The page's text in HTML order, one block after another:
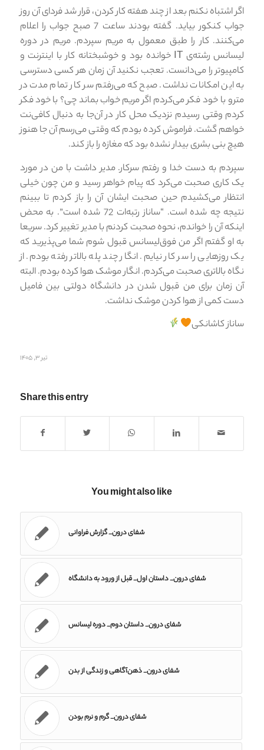
اگر اشتباه نکنم بعد از چند هفته کار کردن، قرار شد فردای آن روز
جواب کنکور بیاید. گفته بودند ساعت 7 صبح جواب را اعلام
می‌کنند. کار را طبق معمول به مریم سپردم. مریم در دوره
لیسانس رشته‌ی IT خوانده بود و خوشبختانه کار با اینترنت و
کامپیوتر را می‌دانست. تعجب نکنید آن زمان هر کسی دسترسی
به این امکانات نداشت. صبح که می‌رفتم سر کار تمام مدت در
مترو با خود فکر می‌کردم اگر مریم خواب بماند چی؟ با خود فکر
کردم وقتی رسیدم نزدیک محل کار در آن‌جا به دنبال کافی‌نت
خواهم گشت. فراموش کرده بودم که وقتی می‌رسم آن جا هنوز
هیچ بنی بشری بیدار نشده بود که مغازه را باز کند.
سپردم به دست خدا و رفتم سرکار. مدیر داشت با من در مورد
یک کاری صحبت می‌کرد که پیام خواهر رسید و من چون خیلی
انتظار می‌کشیدم حین صحبت ایشان آن را باز کردم تا ببینم
نتیجه چه شده است. “ساناز رتبه‌ات 72 شده است”. به محض
اینکه آن را خواندم، نحوه صحبت کردنم با مدیر تغییر کرد. سریعا
به او گفتم اگر من فوق‌لیسانس قبول شوم شما می‌پذیرید که
یک روزهایی را سر کار نیایم. انگار چند پله بالاتر رفته بودم. از
نگاه بالاتری صحبت می‌کردم. انگار موشک هوا کرده بودم. البته
آن زمان برای من قبول شدن در دانشگاه دولتی بین فامیل
دست کمی از هوا کردن موشک نداشت.
ساناز کاشانکی
تیر ۳, ۱۴۰۵
Share this entry
You might also like
شفای درون_ گزارش فراوانی
شفای درون_ داستان اول_ قبل از ورود به دانشگاه
شفای درون_ داستان دوم_ دوره لیسانس
شفای درون_ ذهن‌آگاهی و زندگی از بدن
شفای درون_ گرم و نرم بودن